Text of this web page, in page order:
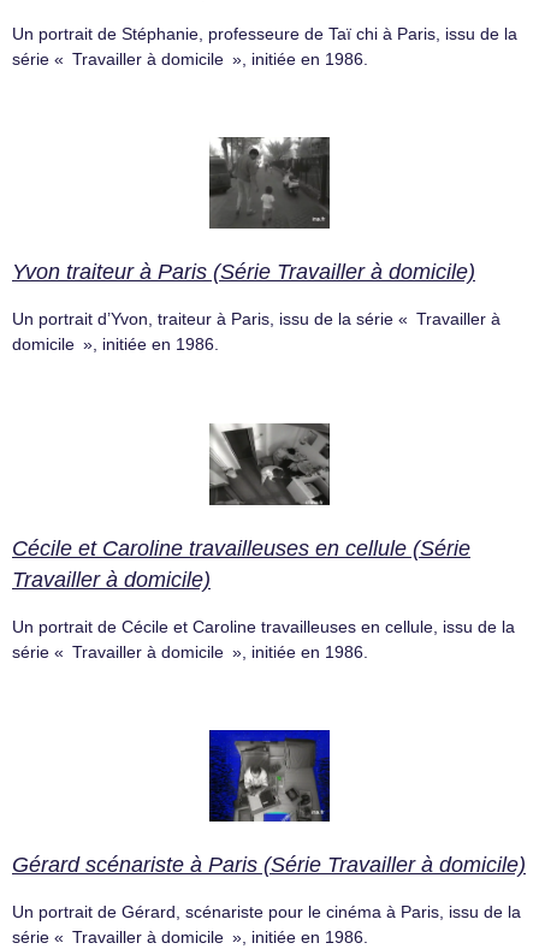
Un portrait de Stéphanie, professeure de Taï chi à Paris, issu de la
série « Travailler à domicile », initiée en 1986.
Yvon traiteur à Paris (Série Travailler à domicile)
Un portrait d’Yvon, traiteur à Paris, issu de la série « Travailler à
domicile », initiée en 1986.
Cécile et Caroline travailleuses en cellule (Série
Travailler à domicile)
Un portrait de Cécile et Caroline travailleuses en cellule, issu de la
série « Travailler à domicile », initiée en 1986.
Gérard scénariste à Paris (Série Travailler à domicile)
Un portrait de Gérard, scénariste pour le cinéma à Paris, issu de la
série « Travailler à domicile », initiée en 1986.